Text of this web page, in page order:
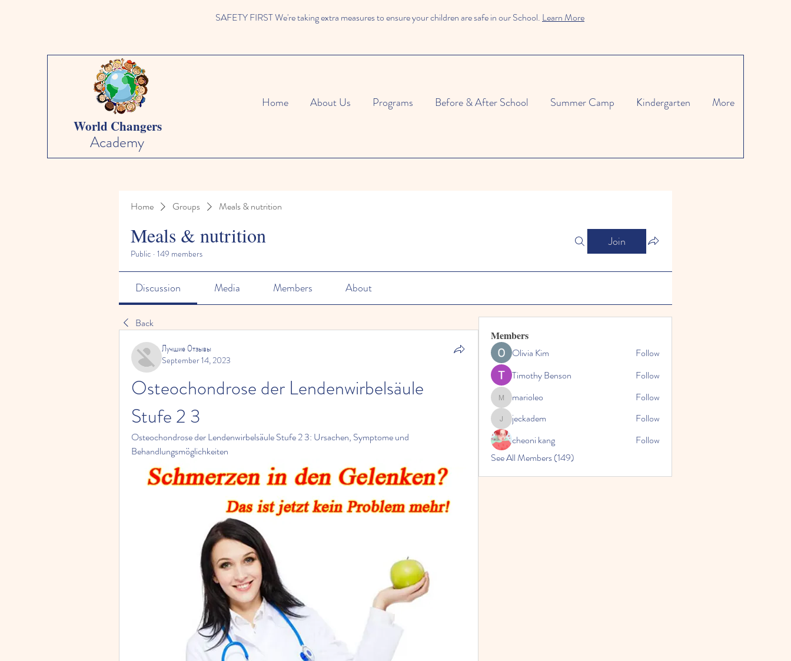
SAFETY FIRST We're taking extra measures to ensure your children are safe in our School. Learn More
World Changers
Academy
Home About Us Programs Before & After School Summer Camp Kindergarten More
Home Groups Meals & nutrition
Meals & nutrition
Public · 149 members
Join
Discussion Media Members About
Back
Лучшие Отзывы
September 14, 2023
Osteochondrose der Lendenwirbelsäule
Stufe 2 3
Osteochondrose der Lendenwirbelsäule Stufe 2 3: Ursachen, Symptome und
Behandlungsmöglichkeiten
Members
Olivia Kim
Follow
Timothy Benson
Follow
marioleomarioleo Follow
jeckadem
jeckadem
Follow
cheoni kang
Follow
See All Members (149)